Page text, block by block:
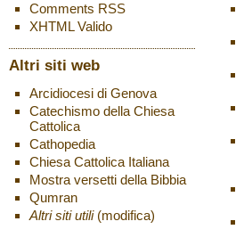
Comments RSS
XHTMLValido
Altri siti web
Arcidiocesi di Genova
Catechismo della Chiesa
Cattolica
Cathopedia
Chiesa Cattolica Italiana
Mostra versetti della Bibbia
Qumran
Altri siti utili (modifica)